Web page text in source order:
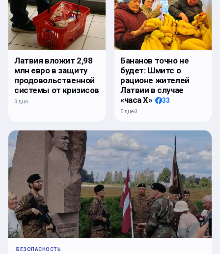
Латвия вложит 2,98
млн евро в защиту
продовольственной
системы от кризисов
3 дня
Бананов точно не
будет: Шмитс о
рационе жителей
Латвии в случае
«часа Х»
33
5 дней
БЕЗОПАСНОСТЬ